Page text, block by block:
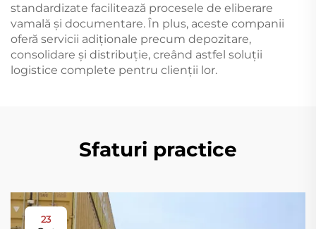
standardizate facilitează procesele de eliberare
vamală și documentare. În plus, aceste companii
oferă servicii adiționale precum depozitare,
consolidare și distribuție, creând astfel soluții
logistice complete pentru clienții lor.
Sfaturi practice
23